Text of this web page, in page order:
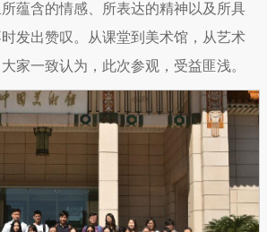
蕴含的情感、所表达的精神以及所具
发出赞叹。从课堂到美术馆，从艺术
家一致认为，此次参观，受益匪浅。